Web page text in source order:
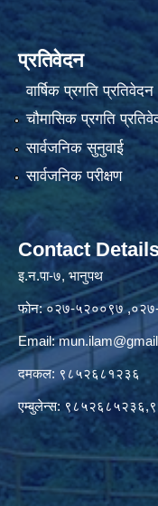
प्रतिवेदन
वार्षिक प्रगति प्रतिवेदन
चौमासिक प्रगति
सार्वजनिक सुनुवाई
सार्वजनिक परीक्षण
Contact
इ.न.पा-७, भानुपथ
फोन: ०२७-५२००९७
Email:
दमकल: ९८५२६८१२३६
एम्बुलेन्स: